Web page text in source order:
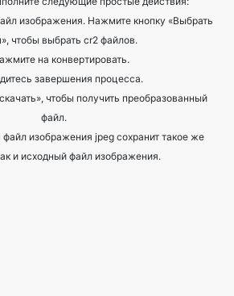
завершения процесса.
чтобы получить преобразованный
файл.
изображения jpeg сохранит такое же
и исходный файл изображения.